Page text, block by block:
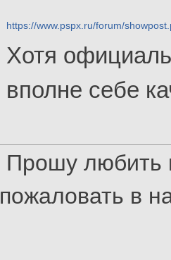
https://www.pspx.ru/forum/
Хотя
вполне себе
Прошу
пожаловать в